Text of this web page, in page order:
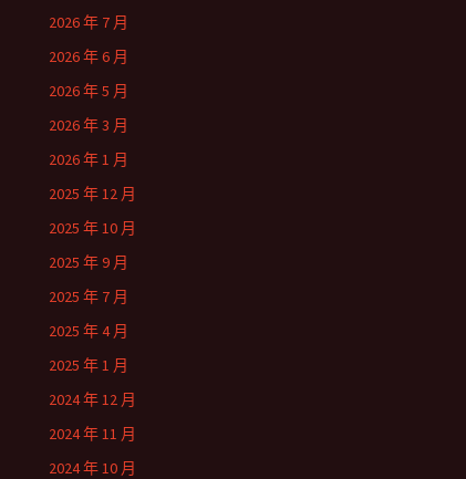
2026 年 7 月
2026 年 6 月
2026 年 5 月
2026 年 3 月
2026 年 1 月
2025 年 12 月
2025 年 10 月
2025 年 9 月
2025 年 7 月
2025 年 4 月
2025 年 1 月
2024 年 12 月
2024 年 11 月
2024 年 10 月